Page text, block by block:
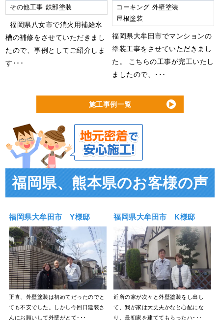
その他工事 鉄部塗装
福岡県八女市で消火用補給水
槽の補修をさせていただきまし
たので、事例としてご紹介しま
す･･･
コーキング 外壁塗装
屋根塗装
福岡県大牟田市でマンションの
塗装工事をさせていただきまし
た。 こちらの工事が完工いたし
ましたので、･･･
施工事例一覧
福岡県、熊本県のお客様の声
福岡県大牟田市 Y様邸
正直、外壁塗装は初めてだったのでと
ても不安でした。しかし今回日建装さ
んにお願いして外壁がとて･･･
福岡県大牟田市 K様邸
近所の家が次々と外壁塗装をし出し
て、我が家は大丈夫かなと心配にな
り、最初家を建ててもらったハ･･･